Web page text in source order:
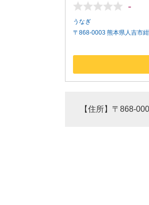
-
うなぎ
〒868-0003 熊本県人吉市
【住所】〒868-